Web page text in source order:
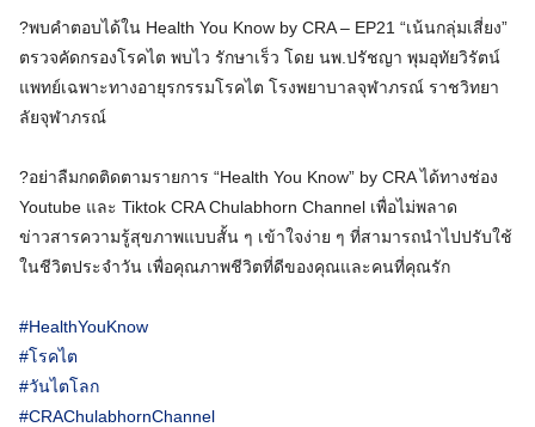
?พบคำตอบได้ใน Health You Know by CRA – EP21 “เน้นกลุ่มเสี่ยง”
ตรวจคัดกรองโรคไต พบไว รักษาเร็ว โดย นพ.ปรัชญา พุมอุทัยวิรัตน์
แพทย์เฉพาะทางอายุรกรรมโรคไต โรงพยาบาลจุฬาภรณ์ ราชวิทยา
ลัยจุฬาภรณ์
?อย่าลืมกดติดตามรายการ “Health You Know” by CRA ได้ทางช่อง
Youtube และ Tiktok CRA Chulabhorn Channel เพื่อไม่พลาด
ข่าวสารความรู้สุขภาพแบบสั้น ๆ เข้าใจง่าย ๆ ที่สามารถนำไปปรับใช้
ในชีวิตประจำวัน เพื่อคุณภาพชีวิตที่ดีของคุณและคนที่คุณรัก
#HealthYouKnow
#โรคไต
#วันไตโลก
#CRAChulabhornChannel